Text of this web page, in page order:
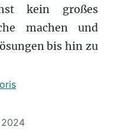
kein großes
machen und
bis hin zu